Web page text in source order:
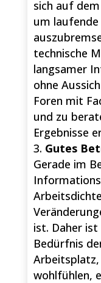
sich auf
um laufende
technische
langsamer
ohne
Foren mit
und zu
Ergebnisse
Gutes
Gerade im
ist. Daher
Bedürfnis
Arbeitsplatz,
wohlfühlen,